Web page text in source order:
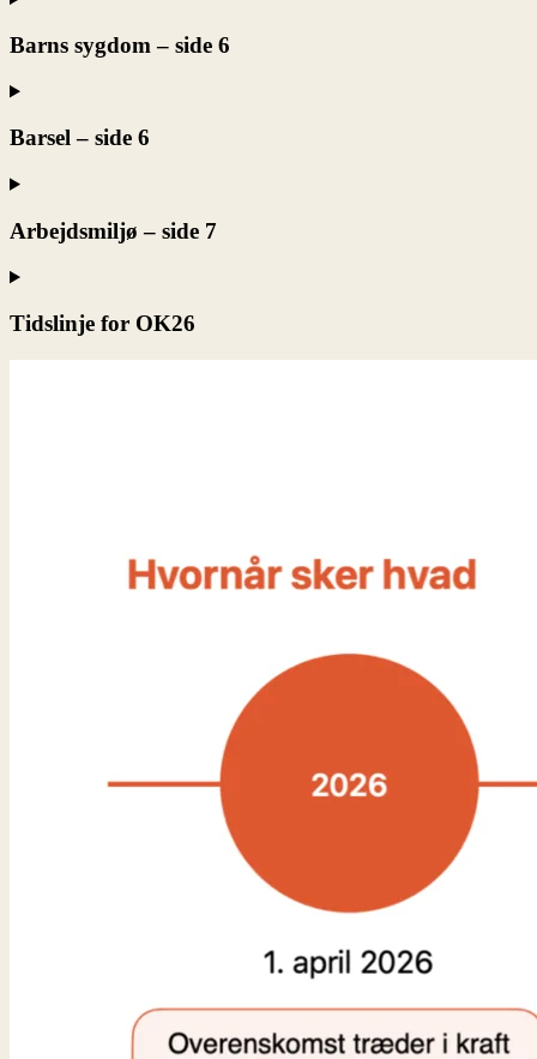
Barns sygdom – side 6
Barsel – side 6
Arbejdsmiljø – side 7
Tidslinje for OK26